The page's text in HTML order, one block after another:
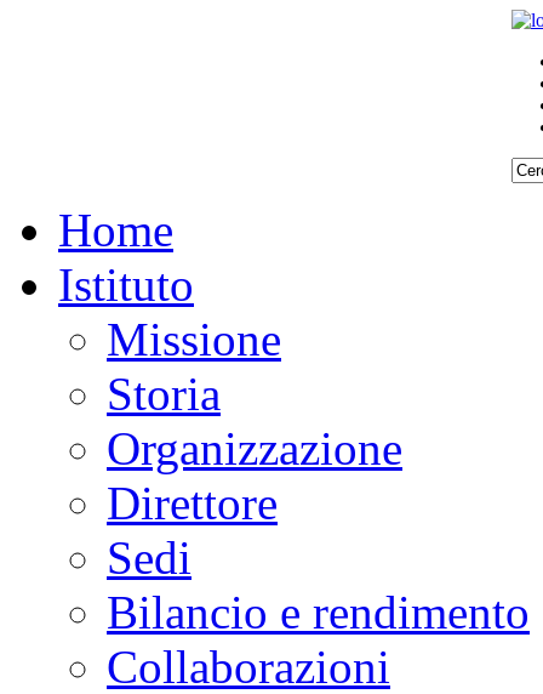
Home
Istituto
Missione
Storia
Organizzazione
Direttore
Sedi
Bilancio e rendimento
Collaborazioni